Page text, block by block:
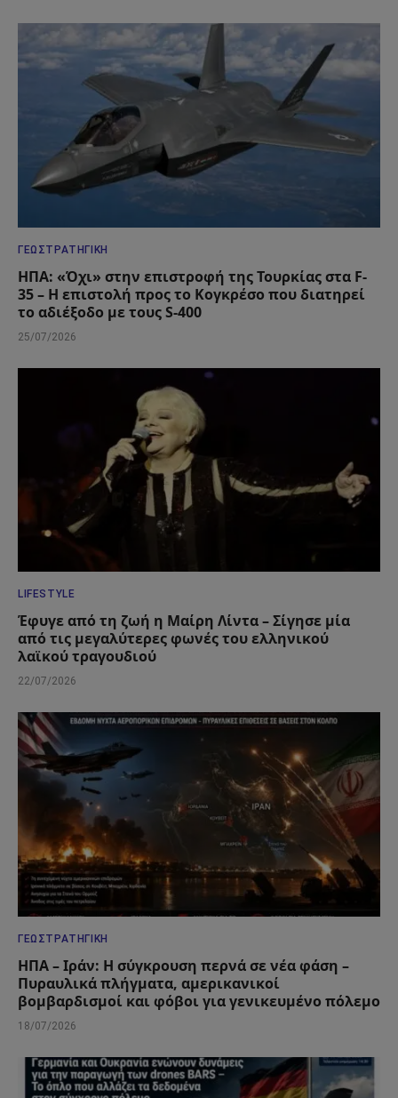
ΓΕΩΣΤΡΑΤΗΓΙΚΉ
ΗΠΑ: «Όχι» στην επιστροφή της Τουρκίας στα F-
35 – Η επιστολή προς το Κογκρέσο που διατηρεί
το αδιέξοδο με τους S-400
25/07/2026
LIFESTYLE
Έφυγε από τη ζωή η Μαίρη Λίντα – Σίγησε μία
από τις μεγαλύτερες φωνές του ελληνικού
λαϊκού τραγουδιού
22/07/2026
ΓΕΩΣΤΡΑΤΗΓΙΚΉ
ΗΠΑ – Ιράν: Η σύγκρουση περνά σε νέα φάση –
Πυραυλικά πλήγματα, αμερικανικοί
βομβαρδισμοί και φόβοι για γενικευμένο πόλεμο
18/07/2026